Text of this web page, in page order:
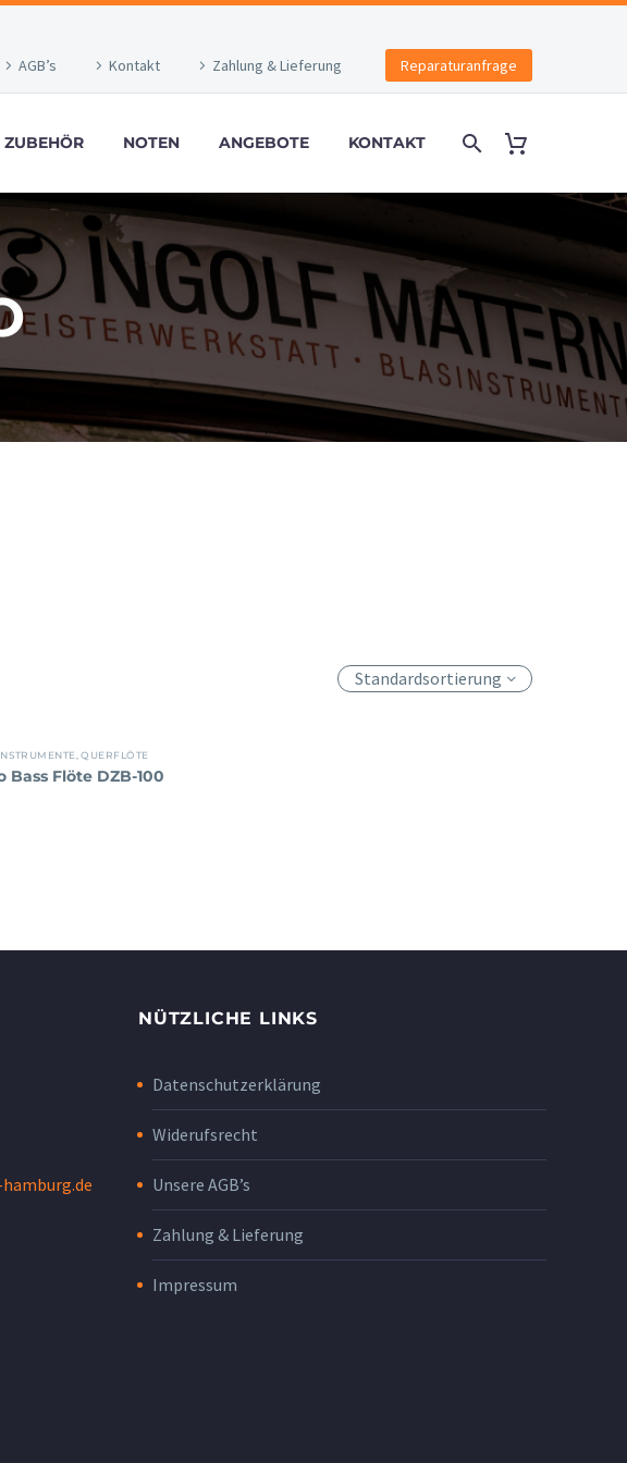
AGB’s Kontakt Zahlung & Lieferung Reparaturanfrage
ZUBEHÖR NOTEN ANGEBOTE KONTAKT
Standardsortierung
,QUERFLÖTE
Bass Flöte DZB-100
NÜTZLICHE LINKS
Datenschutzerklärung
Widerufsrecht
Unsere AGB’s
Zahlung & Lieferung
Impressum